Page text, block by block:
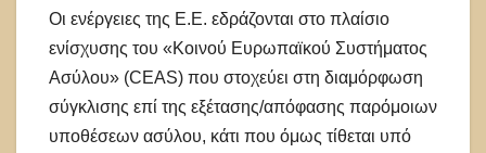
Οι ενέργειες της Ε.Ε. εδράζονται στο πλαίσιο
ενίσχυσης του «Κοινού Ευρωπαϊκού Συστήματος
Ασύλου» (CEAS) που στοχεύει στη διαμόρφωση
σύγκλισης επί της εξέτασης/απόφασης παρόμοιων
υποθέσεων ασύλου, κάτι που όμως τίθεται υπό